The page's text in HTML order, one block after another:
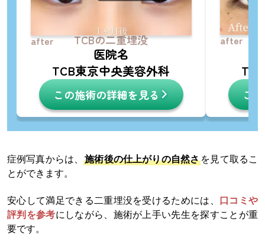
after TCBの二重埋没
医院名
TCB東京中央美容外科
この施術の詳細を見る
after
こ
症例写真からは、施術後の仕上がりの自然さ を見て取るこ
とができます。
安心して満足できる二重埋没を受けるためには、
口コミや
評判を参考にしながら、施術が上手い先生を探すことが重
要です。